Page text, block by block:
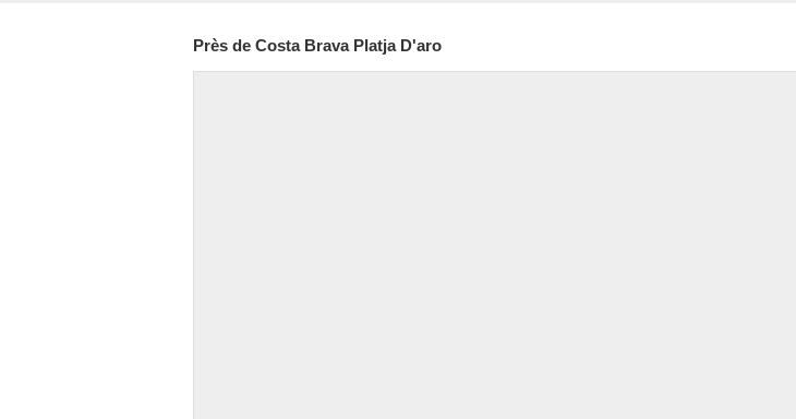
Près de Costa Brava Platja D'aro